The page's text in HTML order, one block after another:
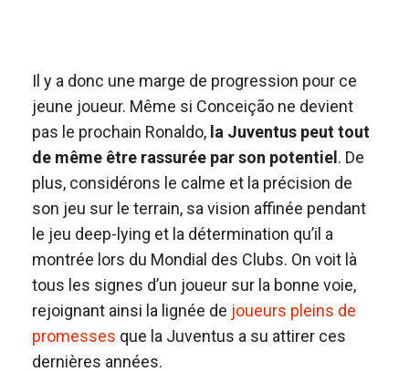
Il y a donc une marge de progression pour ce
jeune joueur. Même si Conceição ne devient
pas le prochain Ronaldo, la Juventus peut tout
de même être rassurée par son potentiel . De
plus, considérons le calme et la précision de
son jeu sur le terrain, sa vision affinée pendant
le jeu deep-lying et la détermination qu’il a
montrée lors du Mondial des Clubs. On voit là
tous les signes d’un joueur sur la bonne voie,
rejoignant ainsi la lignée de joueurs pleins de
promesses que la Juventus a su attirer ces
dernières années.